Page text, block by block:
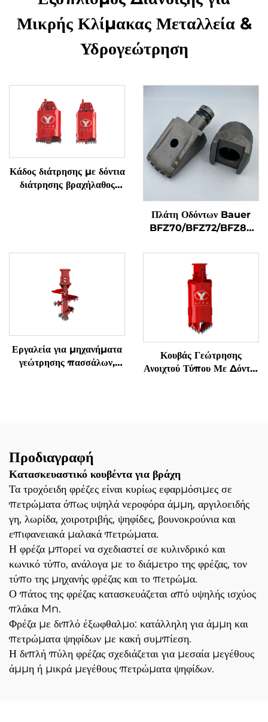
Μικρής Κλίμακας Μεταλλεία &
Υδρογεώτρηση
Κάδος διάτρησης με δόντια
διάτρησης βραχήλαθος
Πλάτη Οδόντων Bauer
BFZ70/BFZ72/BFZ80
Διαμόρφωσης Γηπεδού
Ροτατιβά Εργαλεία
Εξαγωγής Οδόντων
Εργαλεία για μηχανήματα
γεώτρησης πασσάλων,
Κουβάς Γεώτρησης
Ανοιχτού Τύπου Με Δόντια
Προδιαγραφή
Κατασκευαστικό κουβέντα για βράχη
Τα τροχόειδη φρέζες είναι κυρίως εφαρμόσιμες σε
πετρώματα όπως υψηλά νεροφόρα άμμη, αργιλοειδής
γη, λωρίδα, χοιροτριβής, ψηφίδες, βουνοκρούνια και
επιφανειακά μαλακά πετρώματα.
Η φρέζα μπορεί να σχεδιαστεί σε κυλινδρικό και
κωνικό τύπο, ανάλογα με το διάμετρο της φρέζας, τον
τύπο της μηχανής φρέζας και το πετρώμα.
Ο πάτος της φρέζας κατασκευάζεται από υψηλής ισχύος
πλάκα Mn.
Φρέζα με διπλό έξωφθαλμο: κατάλληλη για άμμη και
πετρώματα ψηφίδων με κακή συμπίεση.
Η διπλή πύλη φρέζας σχεδιάζεται για μεσαία μεγέθους
άμμη ή μικρά μεγέθους πετρώματα ψηφίδων.